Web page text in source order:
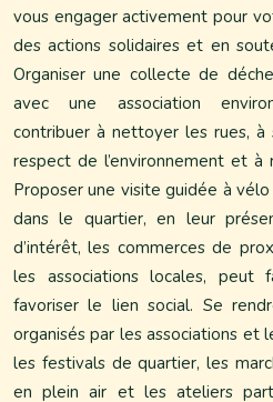
vous engager activement pour
des actions solidaires et en
Organiser une collecte de
avec une association
contribuer à nettoyer les rues, à
respect de l’environnement et
Proposer une visite guidée à
dans le quartier, en leur
d’intérêt, les commerces de
les associations locales, peut
favoriser le lien social. Se
organisés par les associations et
les festivals de quartier, les
en plein air et les ateliers